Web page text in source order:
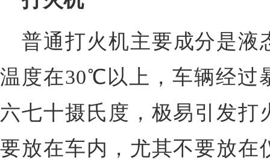
普通打火机主要成分是液
温度在30℃以上，车辆经过
六七十摄氏度，极易引发打
要放在车内，尤其不要放在